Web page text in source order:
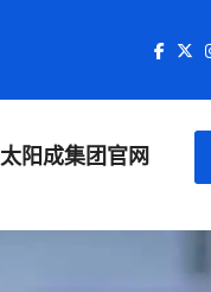
太阳成集团官网